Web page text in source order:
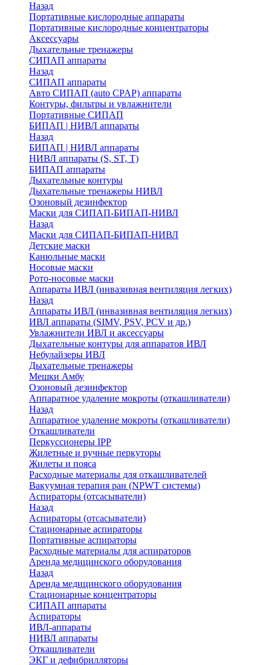
Назад
Портативные кислородные аппараты
Портативные кислородные концентраторы
Аксессуары
Дыхательные тренажеры
СИПАП аппараты
Назад
СИПАП аппараты
Aвто СИПАП (auto CPAP) аппараты
Контуры, фильтры и увлажнители
Портативные СИПАП
БИПАП | НИВЛ аппараты
Назад
БИПАП | НИВЛ аппараты
НИВЛ аппараты (S, ST, T)
БИПАП аппараты
Дыхательные контуры
Дыхательные тренажеры НИВЛ
Озоновый дезинфектор
Маски для СИПАП-БИПАП-НИВЛ
Назад
Маски для СИПАП-БИПАП-НИВЛ
Детские маски
Канюльные маски
Носовые маски
Рото-носовые маски
Аппараты ИВЛ (инвазивная вентиляция легких)
Назад
Аппараты ИВЛ (инвазивная вентиляция легких)
ИВЛ аппараты (SIMV, PSV, PCV и др.)
Увлажнители ИВЛ и аксессуары
Дыхательные контуры для аппаратов ИВЛ
Небулайзеры ИВЛ
Дыхательные тренажеры
Мешки Амбу
Озоновый дезинфектор
Аппаратное удаление мокроты (откашливатели)
Назад
Аппаратное удаление мокроты (откашливатели)
Откашливатели
Перкуссионеры IPP
Жилетные и ручные перкуторы
Жилеты и пояса
Расходные материалы для откашливателей
Вакуумная терапия ран (NPWT системы)
Аспираторы (отсасыватели)
Назад
Аспираторы (отсасыватели)
Стационарные аспираторы
Портативные аспираторы
Расходные материалы для аспираторов
Аренда медицинского оборудования
Назад
Аренда медицинского оборудования
Стационарные концентраторы
СИПАП аппараты
Аспираторы
ИВЛ-аппараты
НИВЛ аппараты
Откашливатели
ЭКГ и дефибрилляторы